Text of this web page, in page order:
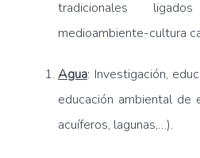
tradicionales
medioambiente-cultura
Agua: Investigación,
educación ambiental de
acuíferos, lagunas,…).